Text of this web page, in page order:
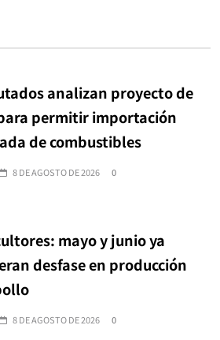
analizan proyecto de
permitir importación
de combustibles
8 DE AGOSTO DE 2026 0
mayo y junio ya
desfase en producción
8 DE AGOSTO DE 2026 0